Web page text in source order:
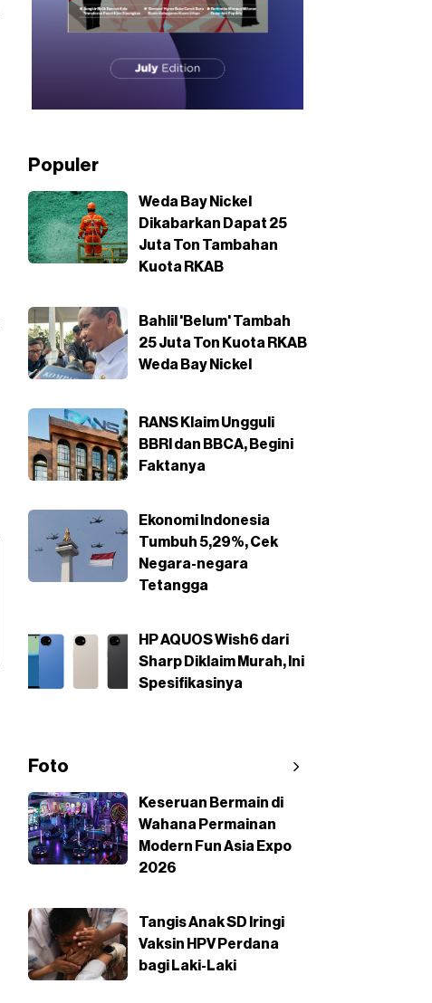
Populer
Weda Bay Nickel
Dikabarkan Dapat 25
Juta Ton Tambahan
Kuota RKAB
Bahlil 'Belum' Tambah
25 Juta Ton Kuota RKAB
Weda Bay Nickel
RANS Klaim Ungguli
BBRI dan BBCA, Begini
Faktanya
Ekonomi Indonesia
Tumbuh 5,29%, Cek
Negara-negara
Tetangga
HP AQUOS Wish6 dari
Sharp Diklaim Murah, Ini
Spesifikasinya
Foto
Keseruan Bermain di
Wahana Permainan
Modern Fun Asia Expo
2026
Tangis Anak SD Iringi
Vaksin HPV Perdana
bagi Laki-Laki